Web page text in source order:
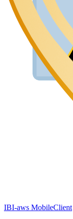
IBI-aws MobileClient